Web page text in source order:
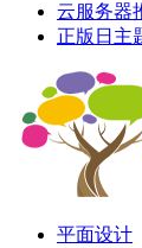
云服务器
正版日主
平面设计